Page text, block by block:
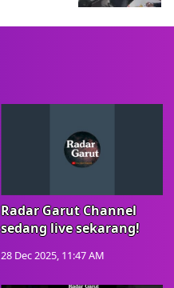
Radar Garut Channel
sedang live sekarang!
28 Dec 2025, 11:47 AM